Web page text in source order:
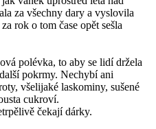
za všechny dary a vyslovila
rok o tom čase opět sešla
polévka, to aby se lidí držela
pokrmy. Nechybí ani
všelijaké laskominy, sušené
cukroví.
čekají dárky.